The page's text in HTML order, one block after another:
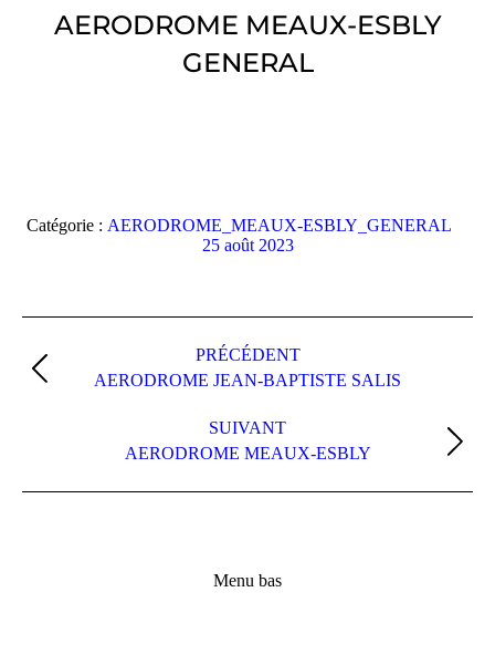
AERODROME MEAUX-ESBLY
GENERAL
Catégorie : AERODROME_MEAUX-ESBLY_GENERAL
25 août 2023
album
PRÉCÉDENT
Album
AERODROME JEAN-BAPTISTE SALIS
SUIVANT
Album
:
AERODROME MEAUX-ESBLY
Menu bas